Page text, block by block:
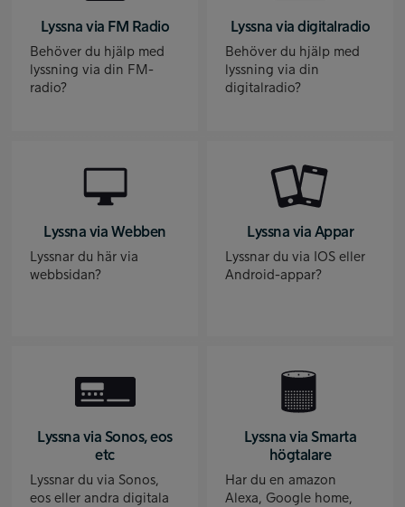
Lyssna via FM Radio
Behöver du hjälp med
lyssning via din FM-
radio?
Lyssna via digitalradio
Behöver du hjälp med
lyssning via din
digitalradio?
Lyssna via Webben
Lyssnar du här via
webbsidan?
Lyssna via Appar
Lyssnar du via IOS eller
Android-appar?
Lyssna via Sonos, eos
etc
Lyssnar du via Sonos,
eos eller andra digitala
Lyssna via Smarta
högtalare
Har du en amazon
Alexa, Google home,